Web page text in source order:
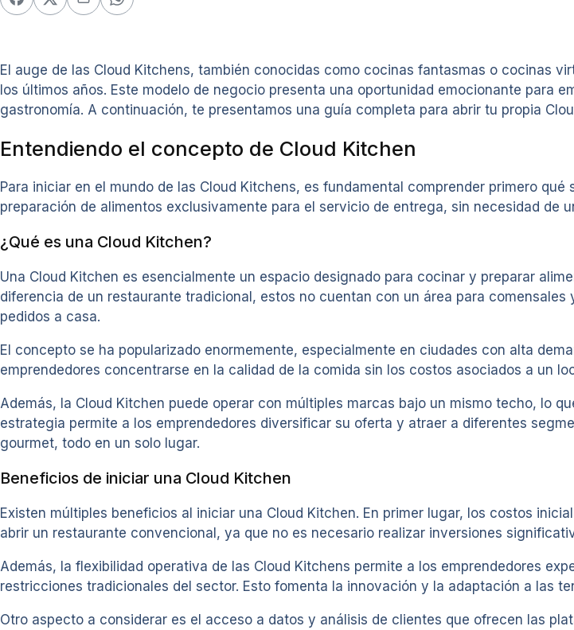
El auge de las Cloud Kitchens, también conocidas como cocinas fantasmas o cocinas
los últimos años. Este modelo de negocio presenta una oportunidad emocionante para
gastronomía. A continuación, te presentamos una guía completa para abrir tu propia
Entendiendo el concepto de Cloud Kitchen
Para iniciar en el mundo de las Cloud Kitchens, es fundamental comprender primero
preparación de alimentos exclusivamente para el servicio de entrega, sin necesidad de
¿Qué es una Cloud Kitchen?
Una Cloud Kitchen es esencialmente un espacio designado para cocinar y preparar
diferencia de un restaurante tradicional, estos no cuentan con un área para
pedidos a casa.
El concepto se ha popularizado enormemente, especialmente en ciudades con alta
emprendedores concentrarse en la calidad de la comida sin los costos asociados a un
Además, la Cloud Kitchen puede operar con múltiples marcas bajo un mismo techo, lo
estrategia permite a los emprendedores diversificar su oferta y atraer a diferentes
gourmet, todo en un solo lugar.
Beneficios de iniciar una Cloud Kitchen
Existen múltiples beneficios al iniciar una Cloud Kitchen. En primer lugar, los costos
abrir un restaurante convencional, ya que no es necesario realizar inversiones
Además, la flexibilidad operativa de las Cloud Kitchens permite a los emprendedores
restricciones tradicionales del sector. Esto fomenta la innovación y la adaptación a las
Otro aspecto a considerar es el acceso a datos y análisis de clientes que ofrecen las